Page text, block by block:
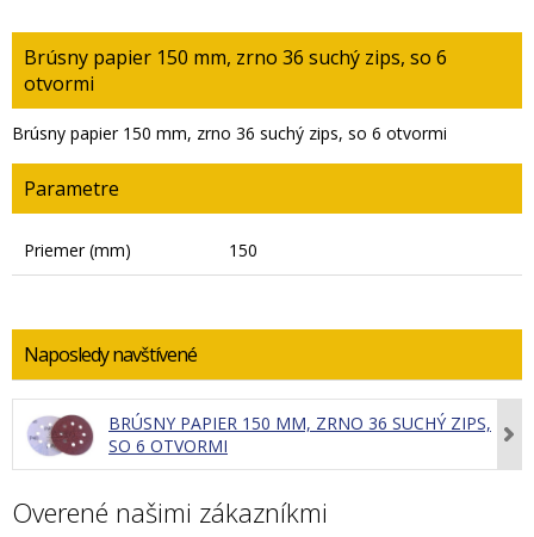
Brúsny papier 150 mm, zrno 36 suchý zips, so 6
otvormi
Brúsny papier 150 mm, zrno 36 suchý zips, so 6 otvormi
Parametre
Priemer (mm) 150
Naposledy navštívené
BRÚSNY PAPIER 150 MM, ZRNO 36 SUCHÝ ZIPS,
SO 6 OTVORMI
Overené našimi zákazníkmi